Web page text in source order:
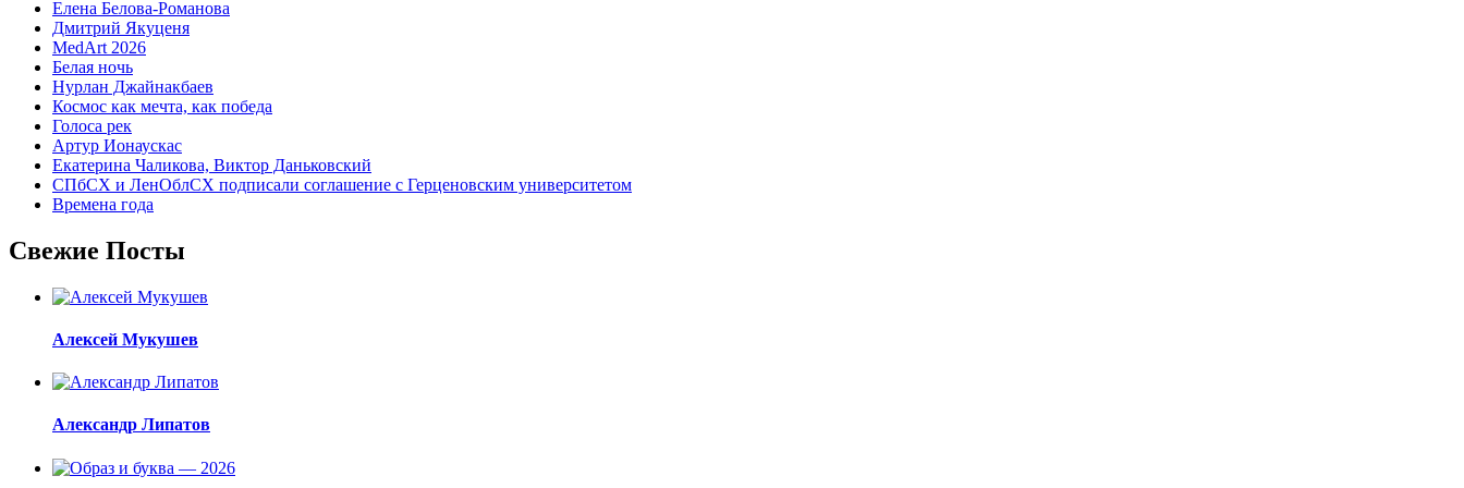
Елена Белова-Романова
Дмитрий Якуценя
MedArt 2026
Белая ночь
Нурлан Джайнакбаев
Космос как мечта, как победа
Голоса рек
Артур Ионаускас
Екатерина Чаликова, Виктор Даньковский
СПбСХ и ЛенОблСХ подписали соглашение с Герценовским университетом
Времена года
Свежие Посты
Алексей Мукушев
Александр Липатов